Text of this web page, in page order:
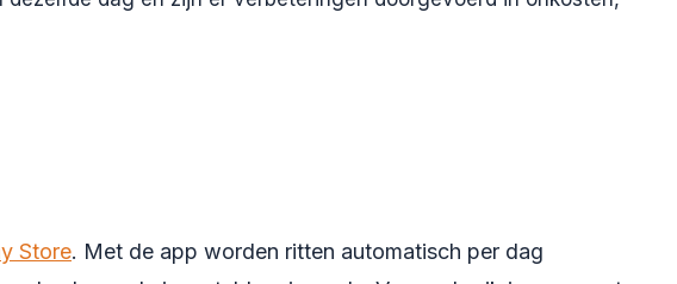
Store. Met de app worden ritten automatisch per dag